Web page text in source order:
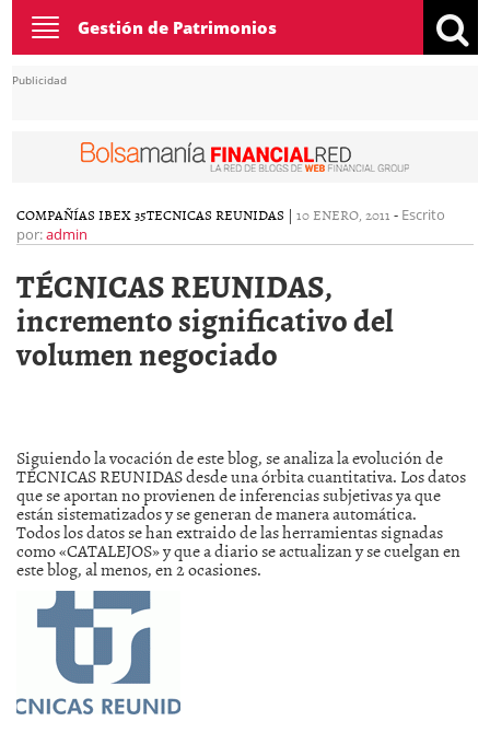
Toggle
navigation
Gestión de Patrimonios
Publicidad
COMPAÑÍAS IBEX 35TECNICAS REUNIDAS | 10 ENERO, 2011 - Escrito
por:admin
TÉCNICAS REUNIDAS,
incremento significativo del
volumen negociado
Siguiendo la vocación de este blog, se analiza la evolución de
TÉCNICAS REUNIDAS desde una órbita cuantitativa. Los datos
que se aportan no provienen de inferencias subjetivas ya que
están sistematizados y se generan de manera automática.
Todos los datos se han extraido de las herramientas signadas
como «CATALEJOS» y que a diario se actualizan y se cuelgan en
este blog, al menos, en 2 ocasiones.